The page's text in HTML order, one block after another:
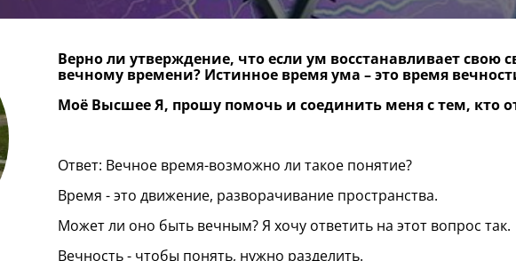
Верно ли утверждение, что если ум восстанавливает свою
вечному времени? Истинное время ума – это время
Моё Высшее Я, прошу помочь и соединить меня с тем, кто
Ответ: Вечное время-возможно ли такое понятие?
Время - это движение, разворачивание пространства.
Может ли оно быть вечным? Я хочу ответить на этот вопрос так.
Вечность - чтобы понять, нужно разделить.